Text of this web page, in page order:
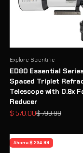
Explore Scientific
ED80 Essential
Spaced Triplet
Telescope with 0.8x
Reducer
Precio de oferta
$ 570.00Precio normal
$ 799.99
Ahorra $ 234.99